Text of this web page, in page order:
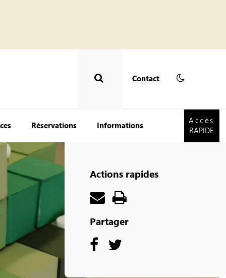
Contact
Réservations Informations
Accès
RAPIDE
Actions rapides
Partager